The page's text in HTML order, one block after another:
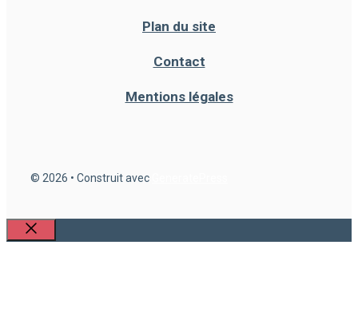
Plan du site
Contact
Mentions légales
© 2026 • Construit avec
Fermer